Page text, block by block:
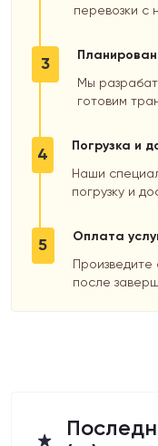
перевозки с
3
Мы
готовим
4 Погрузка и
Наши
погрузку и
5 Оплата
после